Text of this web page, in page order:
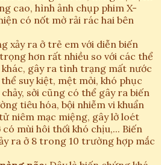
cao, hình ảnh chụp phim X-
có nốt mờ rải rác hai bên
xảy ra ở trẻ em với diễn biến
hơn rất nhiều so với các thể
gây ra tình trạng mất nước
suy kiệt, mệt mỏi, khó phục
sởi cũng có thể gây ra biến
tiêu hóa, bội nhiễm vi khuẩn
niêm mạc miệng, gây lở loét
mùi hôi thối khó chịu,... Biến
ra ở 8 trong 10 trường hợp mắc